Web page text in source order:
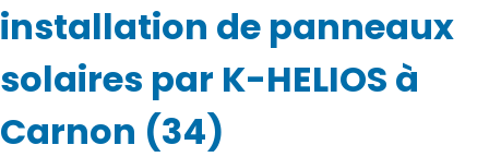
installation de panneaux
solaires par K-HELIOS à
Carnon (34)